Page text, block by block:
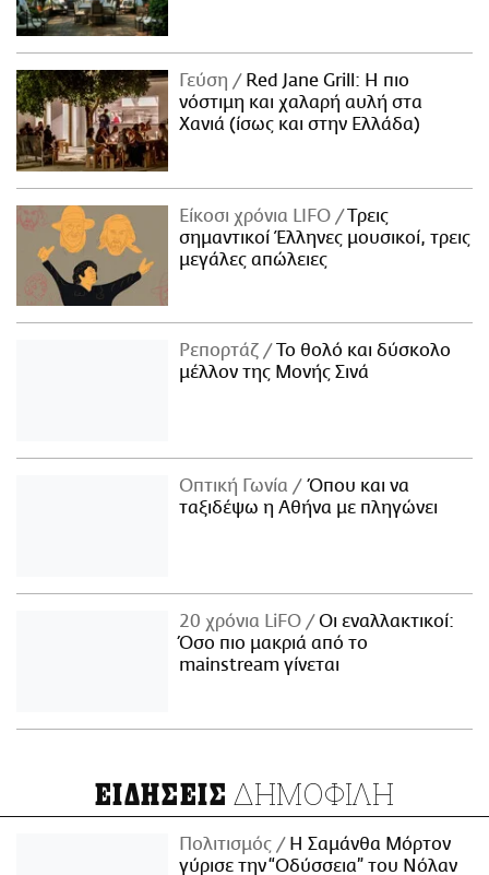
Γεύση
Red Jane Grill: Η πιο
νόστιμη και χαλαρή αυλή στα
Χανιά (ίσως και στην Ελλάδα)
Είκοσι χρόνια LIFO
Tρεις
σημαντικοί Έλληνες μουσικοί, τρεις
μεγάλες απώλειες
Ρεπορτάζ
Το θολό και δύσκολο
μέλλον της Μονής Σινά
Οπτική Γωνία
Όπου και να
ταξιδέψω η Αθήνα με πληγώνει
20 χρόνια LiFO
Οι εναλλακτικοί:
Όσο πιο μακριά από το
mainstream γίνεται
ΕΙΔΗΣΕΙΣ ΔΗΜΟΦΙΛΗ
Πολιτισμός
Η Σαμάνθα Μόρτον
γύρισε την “Οδύσσεια” του Νόλαν